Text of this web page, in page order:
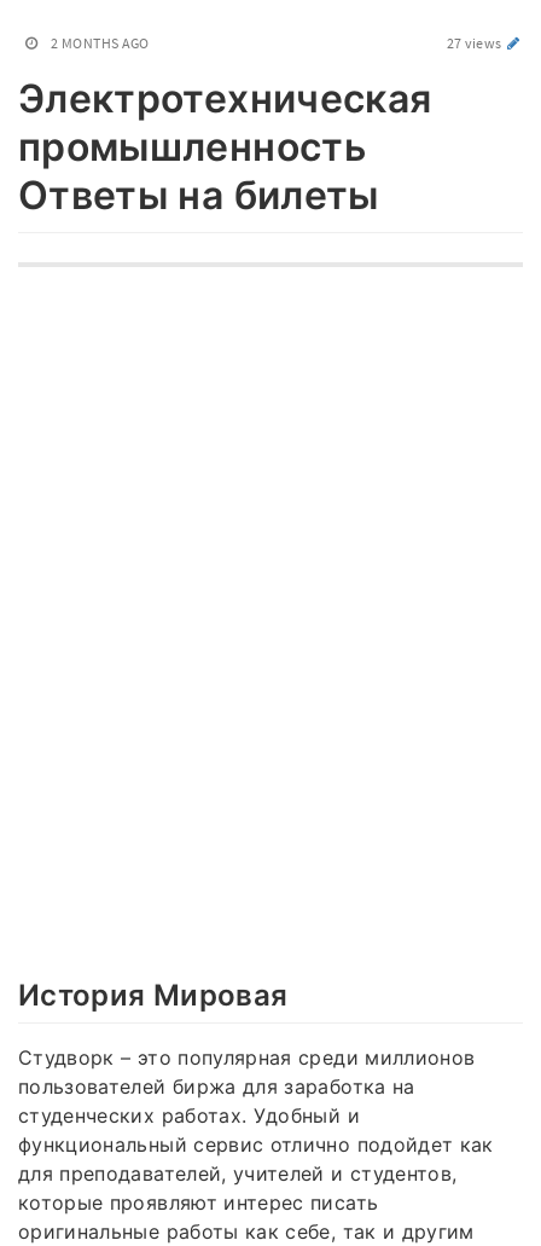
2 MONTHS AGO 27 views
Электротехническая
промышленность
Ответы на билеты
История Мировая
Студворк – это популярная среди миллионов
пользователей биржа для заработка на
студенческих работах. Удобный и
функциональный сервис отлично подойдет как
для преподавателей, учителей и студентов,
которые проявляют интерес писать
оригинальные работы как себе, так и другим